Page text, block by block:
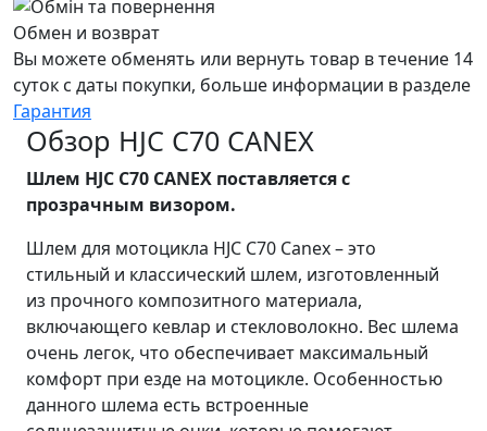
Обмен и возврат
Вы можете обменять или вернуть товар в течение 14
суток с даты покупки, больше информации в разделе
Гарантия
Обзор HJC C70 CANEX
Шлем HJC C70 CANEX поставляется с
прозрачным визором.
Шлем для мотоцикла HJC C70 Canex – это
стильный и классический шлем, изготовленный
из прочного композитного материала,
включающего кевлар и стекловолокно. Вес шлема
очень легок, что обеспечивает максимальный
комфорт при езде на мотоцикле. Особенностью
данного шлема есть встроенные